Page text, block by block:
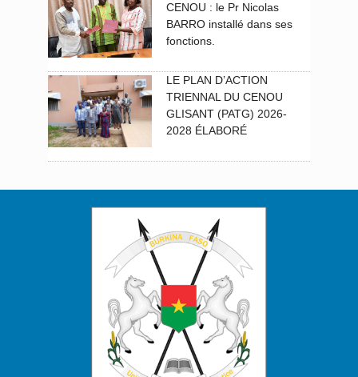
CENOU : le Pr Nicolas
BARRO installé dans ses
fonctions.
LE PLAN D’ACTION
TRIENNAL DU CENOU
GLISANT (PATG) 2026-
2028 ÉLABORÉ